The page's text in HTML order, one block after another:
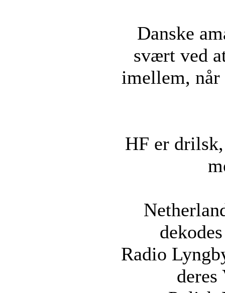
Danske
svært ved
imellem,
HF er
Radio